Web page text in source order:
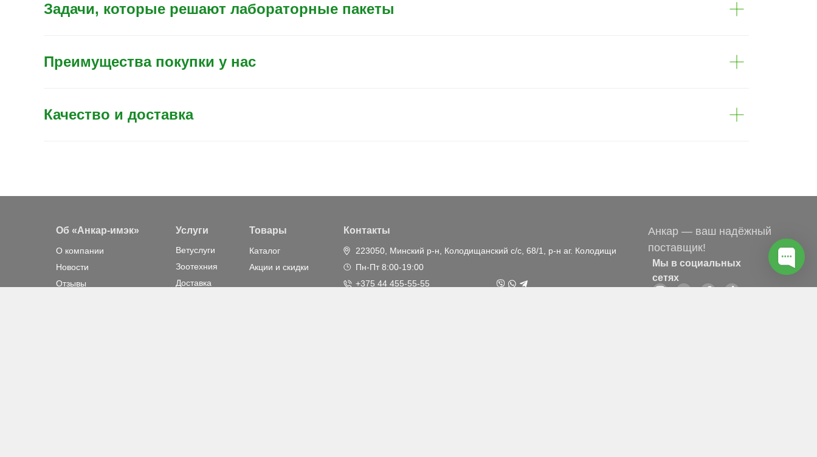
Задачи, которые решают лабораторные пакеты
Преимущества покупки у нас
Качество и доставка
Об «Анкар-имэк»
О компании
Новости
Отзывы
Услуги
Ветуслуги
Доставка
Зоотехния
Товары
Каталог
Акции и скидки
Контакты
223050, Минский р-н, Колодищанский с/с, 68/1, р-н аг. Колодищи
Пн-Пт 8:00-19:00
+375 44 455-55-55
Анкар — ваш надёжный
поставщик!
Мы в социальных
сетях